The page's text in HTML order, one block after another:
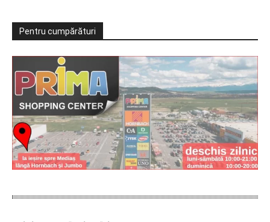
Pentru cumpărături